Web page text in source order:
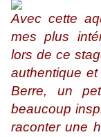
Avec cette
mes plus
lors de ce
authentique
Berre, un
beaucoup
raconter une